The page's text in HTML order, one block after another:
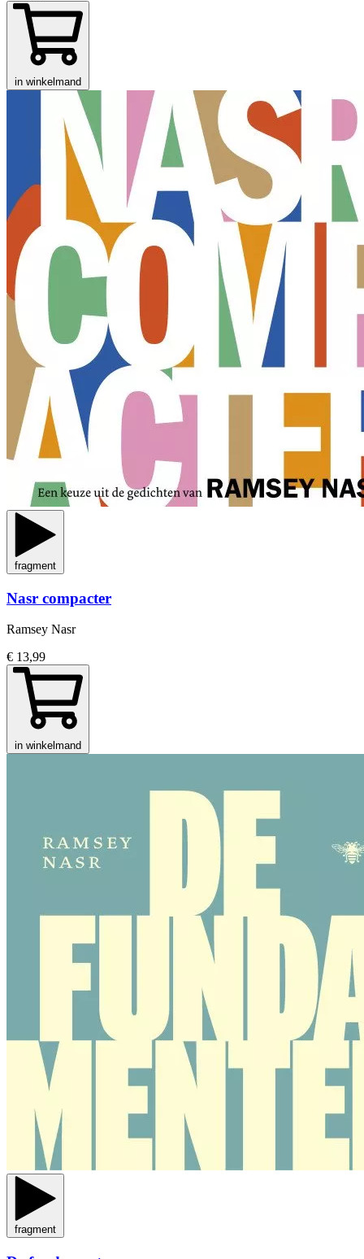
in winkelmand
fragment
Nasr compacter
Ramsey Nasr
€ 13,99
in winkelmand
fragment